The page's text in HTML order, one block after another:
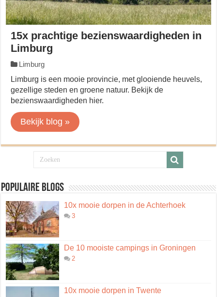
15x prachtige bezienswaardigheden in
Limburg
Limburg
Limburg is een mooie provincie, met glooiende heuvels,
gezellige steden en groene natuur. Bekijk de
bezienswaardigheden hier.
Bekijk blog »
Populaire blogs
10x mooie dorpen in de Achterhoek
3
De 10 mooiste campings in Groningen
2
10x mooie dorpen in Twente